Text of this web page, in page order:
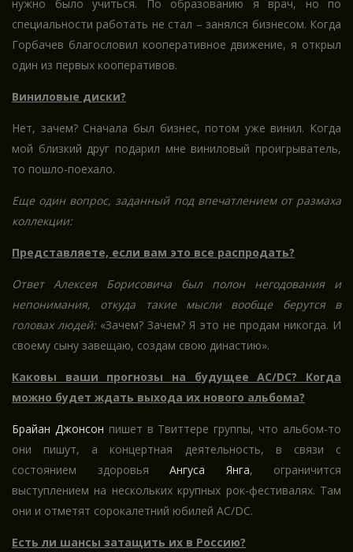
нужно было учиться. По образованию я врач, но по
специальности работать не стал – занялся бизнесом. Когда
Горбачев благословил кооперативное движение, я открыл
один из первых кооперативов.
Виниловые диски?
Нет, зачем? Сначала был бизнес, потом уже винил. Когда
мой близкий друг подарил мне виниловый проигрыватель,
то пошло-поехало.
Еще один вопрос, заданный под впечатлением от размаха
коллекции:
Представляете, если вам это все распродать?
Ответ Алексея Борисовича был полон негодования и
непонимания, откуда такие мысли вообще берутся в
головах людей: «Зачем? Зачем? Я это не продам никогда. И
своему сыну завещаю, создам свою династию».
Каковы ваши прогнозы на будущее AC/DC? Когда
можно будет ждать выхода их нового альбома?
Брайан Джонсон пишет в Твиттере группы, что альбом-то
они пишут, а концертная деятельность, в связи с
состоянием здоровья Ангуса Янга, ограничится
выступлением на нескольких крупных рок-фестивалях. Там
они и отметят сорокалетний юбилей AC/DC.
Есть ли шансы затащить их в Россию?